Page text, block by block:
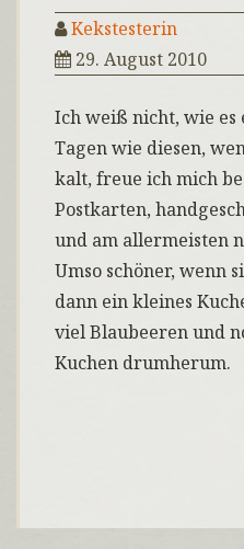
Kekstesterin
29. August 2010
Ich weiß nicht, wie es
Tagen wie diesen,
kalt, freue ich mich
Postkarten,
und am allermeisten
Umso schöner, wenn
dann ein kleines
viel Blaubeeren und
Kuchen drumherum.